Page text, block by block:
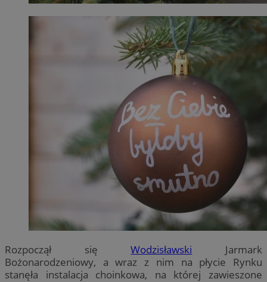
Rozpoczął sięWodzisławski Jarmark
Bożonarodzeniowy, a wraz z nim na płycie Rynku
stanęła instalacja choinkowa, na której zawieszone